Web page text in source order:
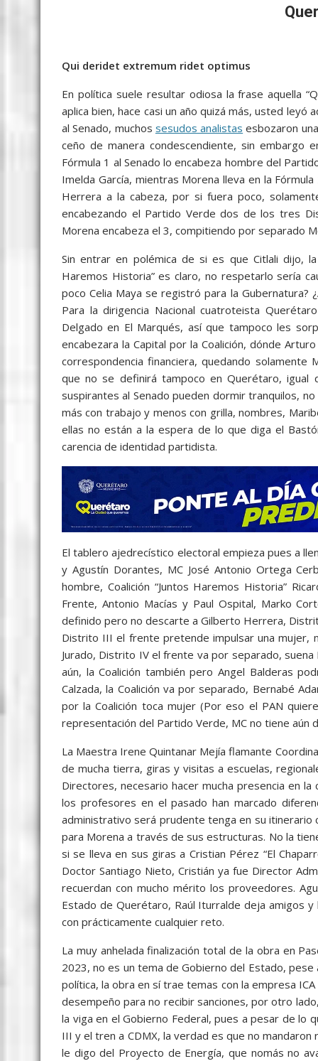
o
o
k
e
r
A
p
p
n
g
e
r
r
a
m
Qui deridet extremum ridet optimus
En política suele resultar odiosa la frase aquella
aplica bien, hace casi un año quizá más, usted
al Senado, muchos sesudos analistas esbozaron
ceño de manera condescendiente, sin embargo
Fórmula 1 al Senado lo encabeza hombre del
Imelda García, mientras Morena lleva en la
Herrera a la cabeza, por si fuera poco,
encabezando el Partido Verde dos de los tres
Morena encabeza el 3, compitiendo por separado
Sin entrar en polémica de si es que Citlali dijo,
Haremos Historia” es claro, no respetarlo sería
poco Celia Maya se registró para la Gubernatura?
Para la dirigencia Nacional cuatroteista
Delgado en El Marqués, así que tampoco les
encabezara la Capital por la Coalición, dónde
correspondencia financiera, quedando solamente
que no se definirá tampoco en Querétaro, igual
suspirantes al Senado pueden dormir tranquilos,
más con trabajo y menos con grilla, nombres,
ellas no están a la espera de lo que diga el
carencia de identidad partidista.
El tablero ajedrecístico electoral empieza pues a
y Agustín Dorantes, MC José Antonio Ortega
hombre, Coalición “Juntos Haremos Historia”
Frente, Antonio Macías y Paul Ospital, Marko
definido pero no descarte a Gilberto Herrera,
Distrito III el frente pretende impulsar una mujer,
Jurado, Distrito IV el frente va por separado,
aún, la Coalición también pero Angel Balderas
Calzada, la Coalición va por separado, Bernabé
por la Coalición toca mujer (Por eso el PAN
representación del Partido Verde, MC no tiene aún
La Maestra Irene Quintanar Mejía flamante
de mucha tierra, giras y visitas a escuelas,
Directores, necesario hacer mucha presencia en
los profesores en el pasado han marcado
administrativo será prudente tenga en su itinerario
para Morena a través de sus estructuras. No la
si se lleva en sus giras a Cristian Pérez “El
Doctor Santiago Nieto, Cristián ya fue Director
recuerdan con mucho mérito los proveedores.
Estado de Querétaro, Raúl Iturralde deja amigos
con prácticamente cualquier reto.
La muy anhelada finalización total de la obra en
2023, no es un tema de Gobierno del Estado,
política, la obra en sí trae temas con la empresa
desempeño para no recibir sanciones, por otro
la viga en el Gobierno Federal, pues a pesar de lo
III y el tren a CDMX, la verdad es que no mandaron
le digo del Proyecto de Energía, que nomás no